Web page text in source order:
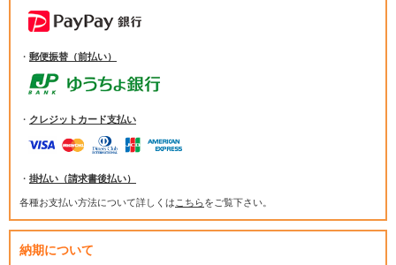
・ 郵便振替（前払い）
・ クレジットカード支払い
・ 掛払い（請求書後払い）
各種お支払い方法について詳しくは こちらをご覧下さい。
納期について